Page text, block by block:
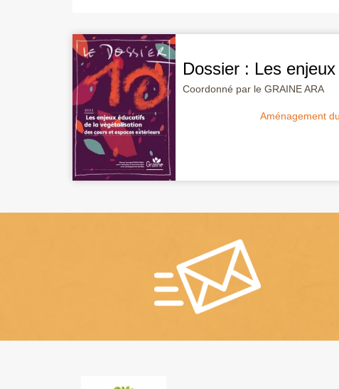
Dossier : Les
Coordonné par le GRAINE ARA
Aménagement